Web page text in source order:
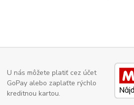
U nás môžete platiť cez účet
GoPay alebo zaplaťte rýchlo
kreditnou kartou.